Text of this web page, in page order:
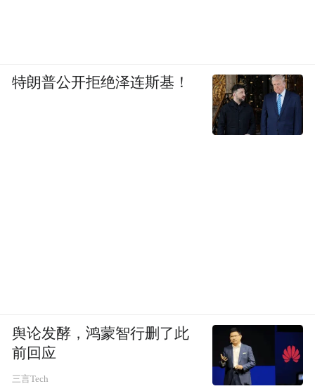
特朗普公开拒绝泽连斯基！
舆论发酵，鸿蒙智行删了此
前回应
三言Tech